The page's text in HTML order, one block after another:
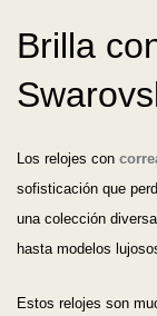
Brilla
Los relojes con
sofisticación que
una colección
hasta modelos
Estos relojes son